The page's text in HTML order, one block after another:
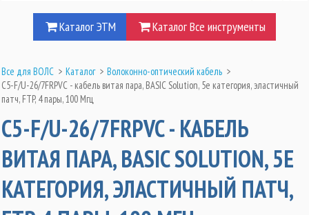
Каталог ЭТМ Каталог Все инструменты
Все для ВОЛС > Каталог > Волоконно-оптический кабель >
C5-F/U-26/7FRPVC - кабель витая пара, BASIC Solution, 5е категория, эластичный
патч, FTP, 4 пары, 100 Мгц
C5-F/U-26/7FRPVC - КАБЕЛЬ
ВИТАЯ ПАРА, BASIC SOLUTION, 5Е
КАТЕГОРИЯ, ЭЛАСТИЧНЫЙ ПАТЧ,